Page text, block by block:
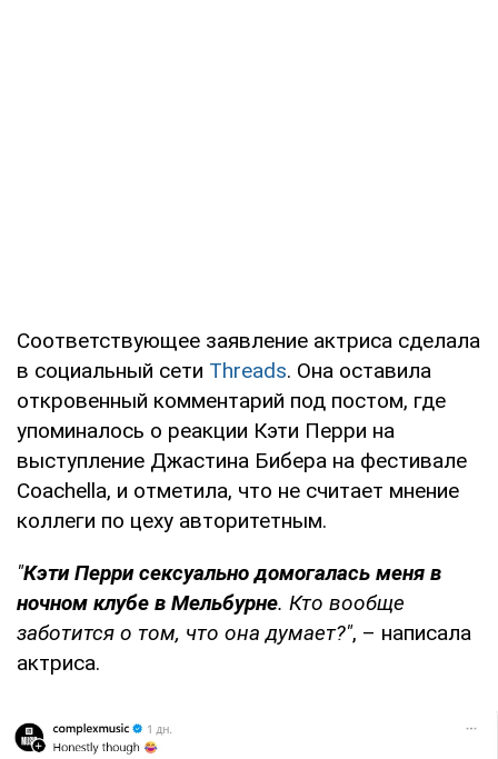
Соответствующее заявление актриса сделала
в социальный сети Threads. Она оставила
откровенный комментарий под постом, где
упоминалось о реакции Кэти Перри на
выступление Джастина Бибера на фестивале
Coachella, и отметила, что не считает мнение
коллеги по цеху авторитетным.
"Кэти Перри сексуально домогалась меня в
ночном клубе в Мельбурне. Кто вообще
заботится о том, что она думает?", – написала
актриса.